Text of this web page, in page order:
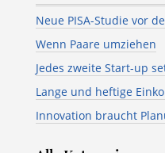
Neue PISA-Studie vor
Wenn Paare umziehen
Jedes zweite Start-up
Lange und heftige
Innovation braucht